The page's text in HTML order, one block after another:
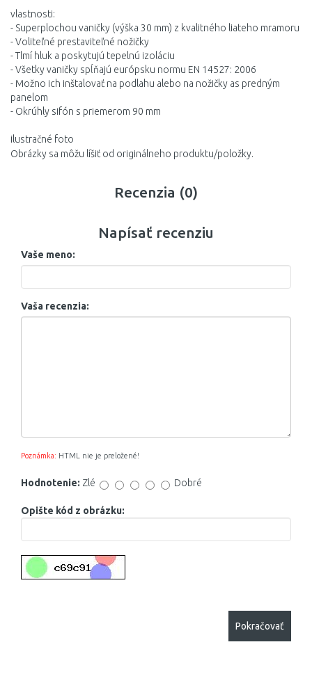
vlastnosti:
- Superplochou vaničky (výška 30 mm) z kvalitného liateho mramoru
- Voliteľné prestaviteľné nožičky
- Tlmí hluk a poskytujú tepelnú izoláciu
- Všetky vaničky spĺňajú európsku normu EN 14527: 2006
- Možno ich inštalovať na podlahu alebo na nožičky as predným
panelom
- Okrúhly sifón s priemerom 90 mm
ilustračné foto
Obrázky sa môžu líšiť od originálneho produktu/položky.
Recenzia (0)
Napísať recenziu
Vaše meno:
Vaša recenzia:
Poznámka: HTML nie je preložené!
Hodnotenie: Zlé Dobré
Opište kód z obrázku:
Pokračovať